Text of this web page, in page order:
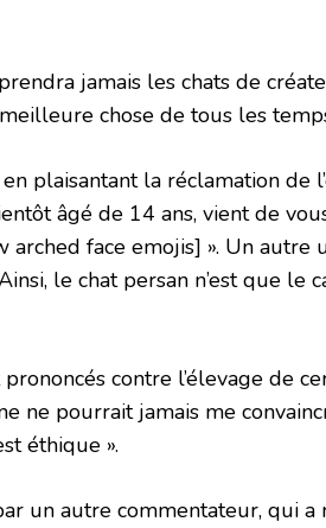
jamais les chats de
chose de tous les
plaisantant la réclamation de
âgé de 14 ans, vient de
arched face emojis] ». Un autre
le chat persan n’est que le
contre l’élevage de
ne pourrait jamais me
éthique ».
un autre commentateur, qui a